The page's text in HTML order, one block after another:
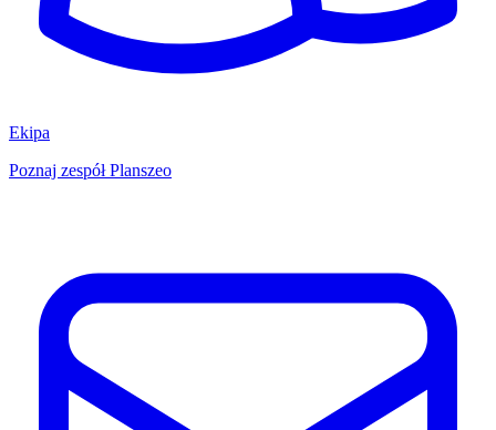
Ekipa
Poznaj zespół Planszeo